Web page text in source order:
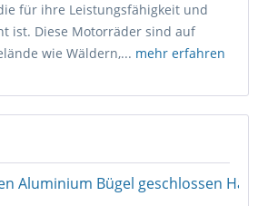
für ihre Leistungsfähigkeit und
ist. Diese Motorräder sind auf
wie Wäldern,... mehr erfahren